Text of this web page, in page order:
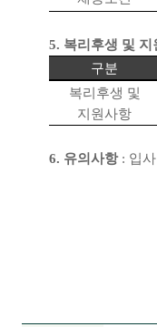
5. 복리후생 및 지
구분
복리후생 및
지원사항
6. 유의사항: 입